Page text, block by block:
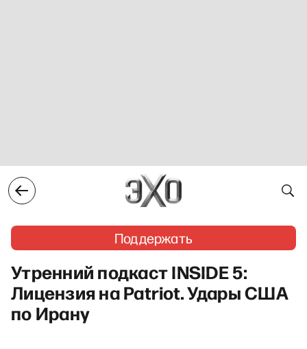
Поддержать
Утренний подкаст INSIDE 5:
Лицензия на Patriot. Удары США
по Ирану